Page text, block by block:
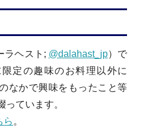
ラヘスト; @dalahast_jp）で
定の趣味のお料理以外に
なかで興味をもったこと等
っています。
ら 。